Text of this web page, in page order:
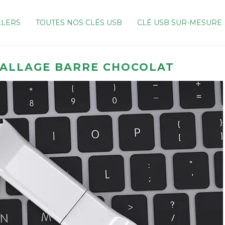
TOUTES NOS CLÉS USB CLÉ USB SUR-MESURE
BARRE CHOCOLAT